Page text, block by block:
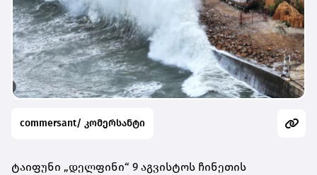
commersant/ კომერსანტი
ტაიფუნი „დელფინი“ 9 აგვისტოს ჩინეთის